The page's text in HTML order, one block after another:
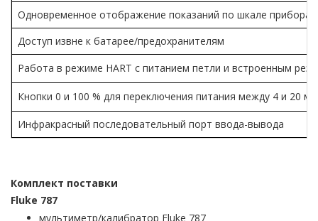
Одновременное отображение показаний по шкале прибора
Доступ извне к батарее/предохранителям
Работа в режиме HART с питанием петли и встроенным
Кнопки 0 и 100 % для переключения питания между 4 и 20
Инфракрасный последовательный порт ввода-вывода
Комплект поставки
Fluke 787
мультиметр/калибратор Fluke 787